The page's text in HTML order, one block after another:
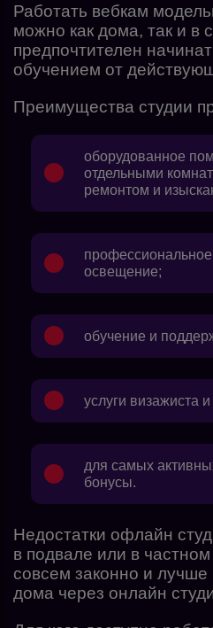
Работать вебкам
можно как дома, так и в
предпочтителен
обучением от
Преимущества студии
оборудованное
отдельными
ремонтом и
освещение;
обучение и
услуги визажиста и
для самых
бонусы.
Недостатки офлайн
в подвале или в
совсем законно и лучше
дома через онлайн